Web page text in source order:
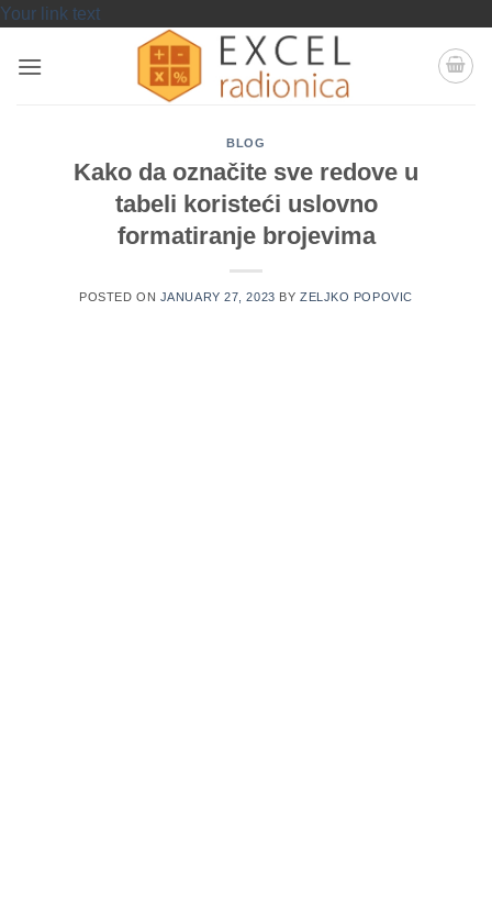
Your link textSkip
content
BLOG
Kako da označite sve redove u
tabeli koristeći uslovno
formatiranje brojevima
POSTED ON JANUARY 27, 2023 BY ZELJKO POPOVIC